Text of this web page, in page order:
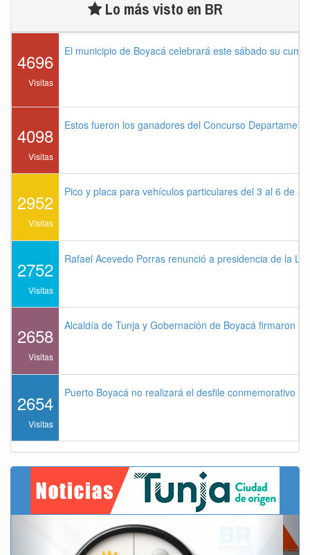
Lo más visto en BR
4696
Visitas
El municipio de Boyacá celebrará este sábado su
4098
Visitas
Estos fueron los ganadores del Concurso
2952
Visitas
Pico y placa para vehículos particulares del 3 al 6 de
2752
Visitas
Rafael Acevedo Porras renunció a presidencia de la
2658
Visitas
Alcaldía de Tunja y Gobernación de Boyacá firmaron
2654
Visitas
Puerto Boyacá no realizará el desfile conmemorativo
Next